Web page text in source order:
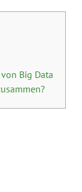
Big Data